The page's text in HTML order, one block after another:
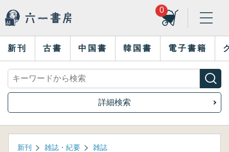
0
新刊 古書 中国書 韓国書 電子書籍
詳細検索
新刊 雑誌・紀要 雑誌